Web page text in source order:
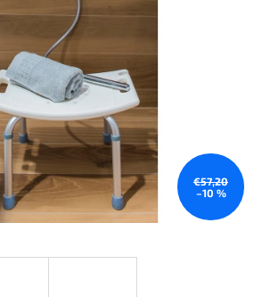
€57,20
–10 %